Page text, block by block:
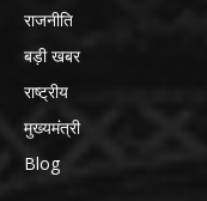
राजनीति
बड़ी खबर
राष्ट्रीय
मुख्यमंत्री
Blog